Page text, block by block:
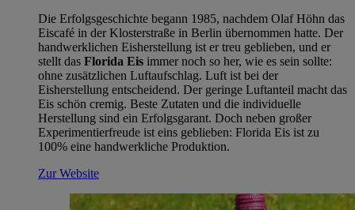
Die Erfolgsgeschichte begann 1985, nachdem Olaf Höhn das
Eiscafé in der Klosterstraße in Berlin übernommen hatte. Der
handwerklichen Eisherstellung ist er treu geblieben, und er
stellt das Florida Eis immer noch so her, wie es sein sollte:
ohne zusätzlichen Luftaufschlag. Luft ist bei der
Eisherstellung entscheidend. Der geringe Luftanteil macht das
Eis schön cremig. Beste Zutaten und die individuelle
Herstellung sind ein Erfolgsgarant. Doch neben großer
Experimentierfreude ist eins geblieben: Florida Eis ist zu
100% eine handwerkliche Produktion.
Zur Website